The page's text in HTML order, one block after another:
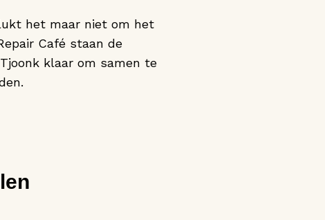
het maar niet om het
Café staan de
klaar om samen te